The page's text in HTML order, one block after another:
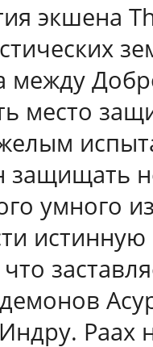
экшена
между
место
умного
Раах